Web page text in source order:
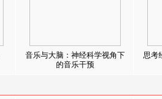
音乐与大脑：神经科学视角下
的音乐干预
思考